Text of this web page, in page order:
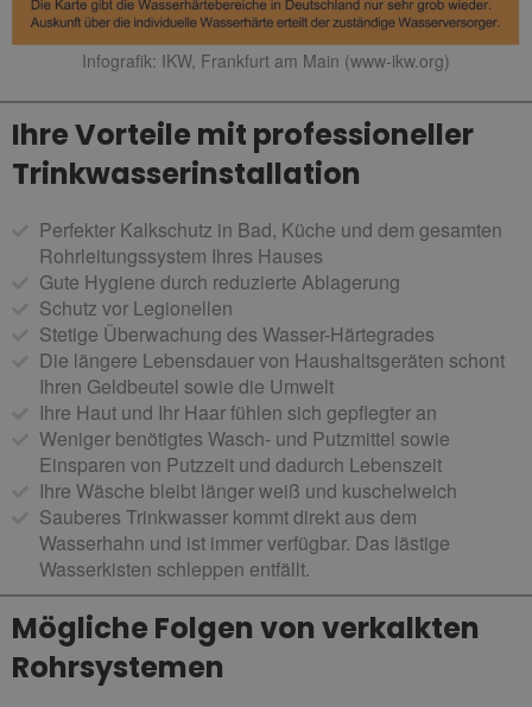
Infografik: IKW, Frankfurt am Main (www-ikw.org)
Ihre Vorteile mit professioneller
Trinkwasserinstallation
Perfekter Kalkschutz in Bad, Küche und dem gesamten
Rohrleitungssystem Ihres Hauses
Gute Hygiene durch reduzierte Ablagerung
Schutz vor Legionellen
Stetige Überwachung des Wasser-Härtegrades
Die längere Lebensdauer von Haushaltsgeräten schont
Ihren Geldbeutel sowie die Umwelt
Ihre Haut und Ihr Haar fühlen sich gepflegter an
Weniger benötigtes Wasch- und Putzmittel sowie
Einsparen von Putzzeit und dadurch Lebenszeit
Ihre Wäsche bleibt länger weiß und kuschelweich
Sauberes Trinkwasser kommt direkt aus dem
Wasserhahn und ist immer verfügbar. Das lästige
Wasserkisten schleppen entfällt.
Mögliche Folgen von verkalkten
Rohrsystemen